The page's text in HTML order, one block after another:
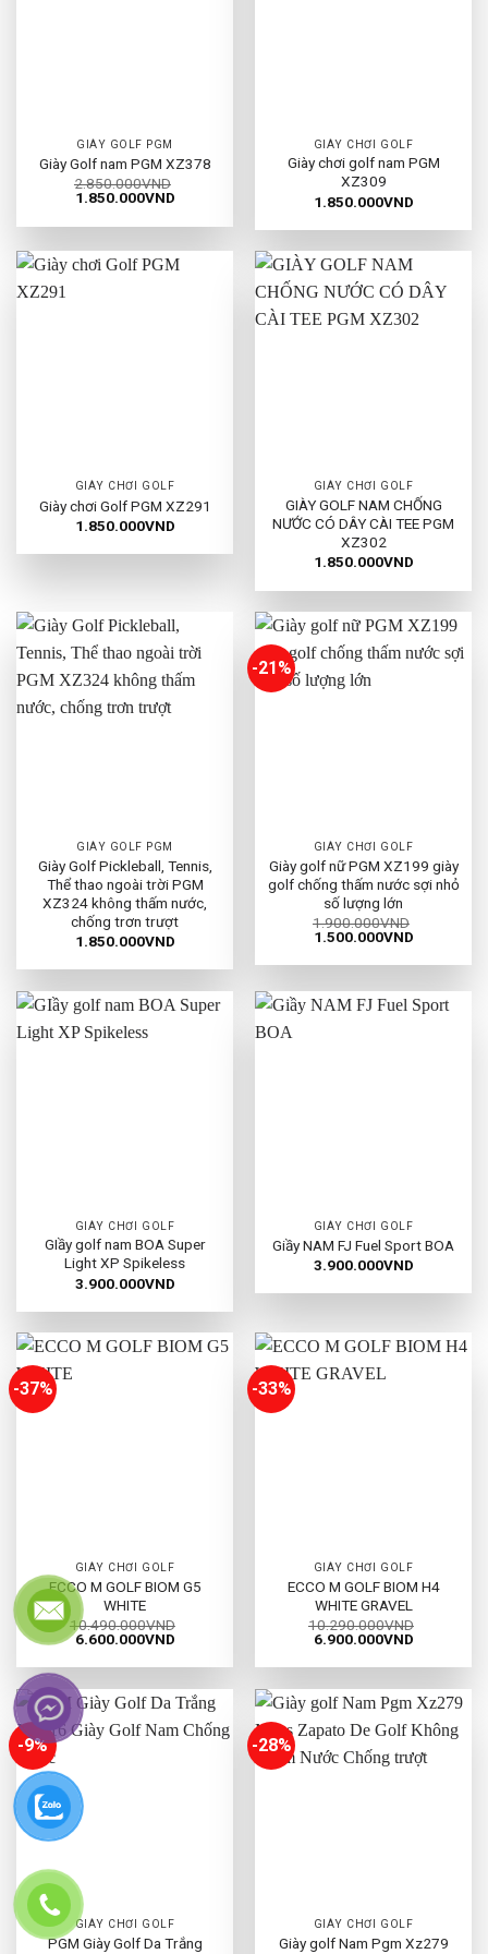
GIÀY GOLF PGM
Giày Golf nam PGM XZ378
2.850.000VND
Giá
là:
1.850.000VNDGiá
tại
1.850.000VND.
GIÀY CHƠI GOLF
Giày chơi golf nam PGM
XZ309
1.850.000VND
GIÀY CHƠI GOLF
Giày chơi Golf PGM XZ291
1.850.000VND
GIÀY CHƠI GOLF
GIÀY GOLF NAM CHỐNG
NƯỚC CÓ DÂY CÀI TEE PGM
XZ302
1.850.000VND
GIÀY GOLF PGM
Giày Golf Pickleball, Tennis,
Thể thao ngoài trời PGM
XZ324 không thấm nước,
chống trơn trượt
1.850.000VND
-21%
GIÀY CHƠI GOLF
Giày golf nữ PGM XZ199 giày
golf chống thấm nước sợi nhỏ
số lượng lớn
1.900.000VND
Giá
là:
1.500.000VNDGiá
tại
GIÀY CHƠI GOLF
GIầy golf nam BOA Super
Light XP Spikeless
3.900.000VND
GIÀY CHƠI GOLF
Giầy NAM FJ Fuel Sport BOA
3.900.000VND
-37%
GIÀY CHƠI GOLF
ECCO M GOLF BIOM G5
WHITE
10.490.000VND
Giá
là:
10.490.000VND.
6.600.000VNDGiá
tại
6.600.000VND.
-33%
GIÀY CHƠI GOLF
ECCO M GOLF BIOM H4
WHITE GRAVEL
10.290.000VND
Giá
là:
6.900.000VNDGiá
tại
-9%
GIÀY CHƠI GOLF
PGM Giày Golf Da Trắng
-28%
GIÀY CHƠI GOLF
Giày golf Nam Pgm Xz279